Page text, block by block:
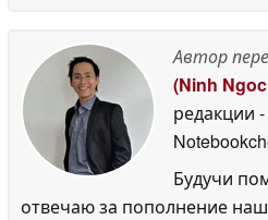
Автор
(Ninh
редакции
Будучи
отвечаю за пополнение